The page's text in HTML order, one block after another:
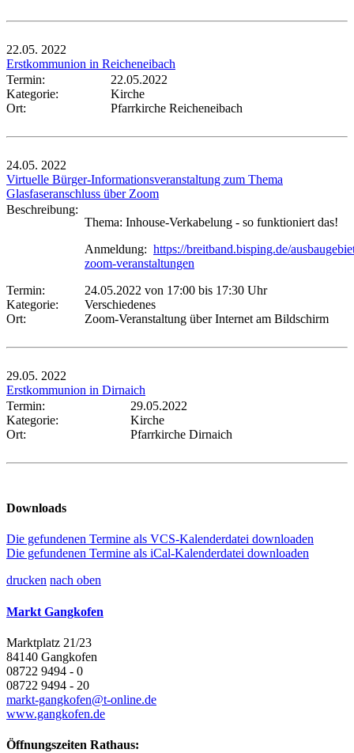
22.05. 2022
Erstkommunion in Reicheneibach
Termin:
22.05.2022
Kategorie:
Kirche
Ort:
Pfarrkirche Reicheneibach
24.05. 2022
Virtuelle Bürger-Informationsveranstaltung zum Thema
Glasfaseranschluss über Zoom
Beschreibung:
Thema: Inhouse-Verkabelung - so funktioniert das!
Anmeldung: https://breitband.bisping.de/
zoom-veranstaltungen
Termin:
24.05.2022 von 17:00 bis 17:30 Uhr
Kategorie:
Verschiedenes
Ort:
Zoom-Veranstaltung über Internet am Bildschirm
29.05. 2022
Erstkommunion in Dirnaich
Termin:
29.05.2022
Kategorie:
Kirche
Ort:
Pfarrkirche Dirnaich
Downloads
Die gefundenen Termine als VCS-Kalenderdatei downloaden
Die gefundenen Termine als iCal-Kalenderdatei downloaden
drucken nach oben
Markt Gangkofen
Marktplatz 21/23
84140 Gangkofen
08722 9494 - 0
08722 9494 - 20
markt-gangkofen@t-online.de
www.gangkofen.de
Öffnungszeiten Rathaus: